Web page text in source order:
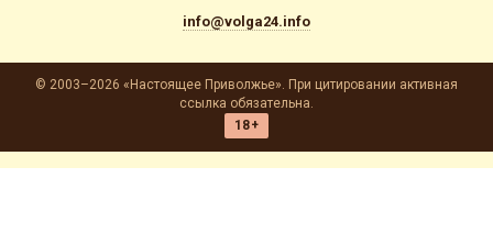
info@volga24.info
© 2003–2026 «Настоящее Приволжье». При цитировании активная
ссылка обязательна.
18+